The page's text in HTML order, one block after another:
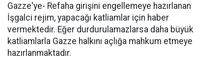
Gazze'ye- Refaha girişini engellemeye hazırlanan
İşgalci rejim, yapacağı katliamlar için haber
vermektedir. Eğer durdurulamazlarsa daha büyük
katliamlarla Gazze halkını açlığa mahkum etmeye
hazırlanmaktadır.